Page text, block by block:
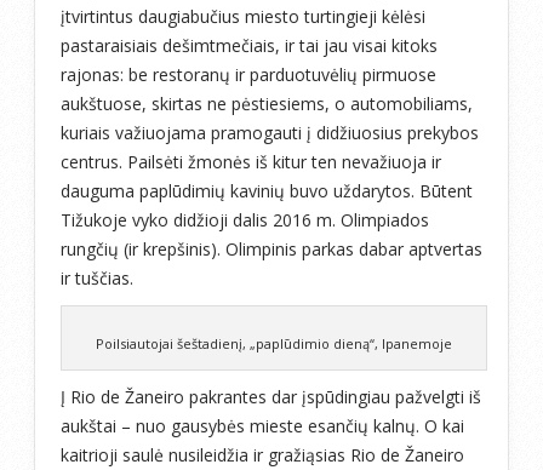
įtvirtintus daugiabučius miesto turtingieji kėlėsi
pastaraisiais dešimtmečiais, ir tai jau visai kitoks
rajonas: be restoranų ir parduotuvėlių pirmuose
aukštuose, skirtas ne pėstiesiems, o automobiliams,
kuriais važiuojama pramogauti į didžiuosius prekybos
centrus. Pailsėti žmonės iš kitur ten nevažiuoja ir
dauguma paplūdimių kavinių buvo uždarytos. Būtent
Tižukoje vyko didžioji dalis 2016 m. Olimpiados
rungčių (ir krepšinis). Olimpinis parkas dabar aptvertas
ir tuščias.
Poilsiautojai šeštadienį, „paplūdimio dieną“, Ipanemoje
Į Rio de Žaneiro pakrantes dar įspūdingiau pažvelgti iš
aukštai – nuo gausybės mieste esančių kalnų. O kai
kaitrioji saulė nusileidžia ir gražiąsias Rio de Žaneiro